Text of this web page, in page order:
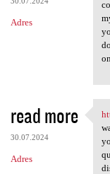
Adres
read more
30.07.2024
Adres